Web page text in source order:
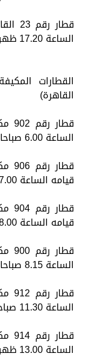
الساعة 17.20 ظهرا.
القطارات
القاهرة)
الساعة 6.00 صباحا.
قيامه الساعة 7.00 صباحا.
قيامه الساعة 8.00 صباحا.
الساعة 8.15 صباحا.
الساعة 11.30 صباحا.
الساعة 13.00 ظهرا.